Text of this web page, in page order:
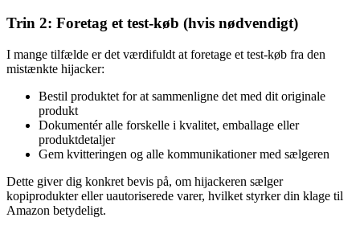
Trin 2: Foretag et test-køb (hvis nødvendigt)
I mange tilfælde er det værdifuldt at foretage et test-køb fra den
mistænkte hijacker:
Bestil produktet for at sammenligne det med dit originale
produkt
Dokumentér alle forskelle i kvalitet, emballage eller
produktdetaljer
Gem kvitteringen og alle kommunikationer med sælgeren
Dette giver dig konkret bevis på, om hijackeren sælger
kopiprodukter eller uautoriserede varer, hvilket styrker din klage til
Amazon betydeligt.